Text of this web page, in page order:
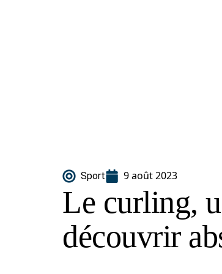
Sport 9 août 2023
Le curling,
découvrir